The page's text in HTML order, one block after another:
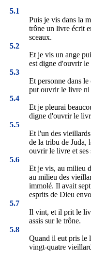
5.1
Puis je vis dans la
trône un livre écrit
sceaux.
5.2
Et je vis un ange
est digne d'ouvrir le
5.3
Et personne dans
put ouvrir le livre ni
5.4
Et je pleurai
digne d'ouvrir le
5.5
Et l'un des
de la tribu de Juda,
ouvrir le livre et ses
5.6
Et je vis, au milieu
au milieu des
immolé. Il avait
esprits de Dieu
5.7
Il vint, et il prit le
assis sur le trône.
5.8
Quand il eut pris le
vingt-quatre